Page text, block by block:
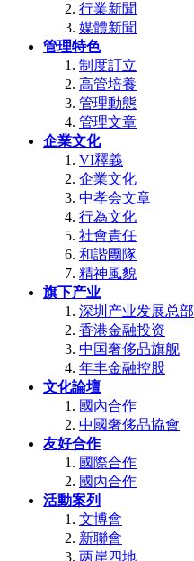
行業新聞
媒體新聞
管理特色
制度訂立
高管培養
管理動態
管理文章
企業文化
VI釋義
企業文化
中孝会文章
行為文化
社會責任
和諧團隊
精神風貌
旗下产业
深圳产业发展总部
香港金融投资
中国奢侈品旗舰
年丰金融控股
文化論壇
國內合作
中國奢侈品協會
友好合作
國際合作
國內合作
活動案列
文博會
新聯會
两岸四地